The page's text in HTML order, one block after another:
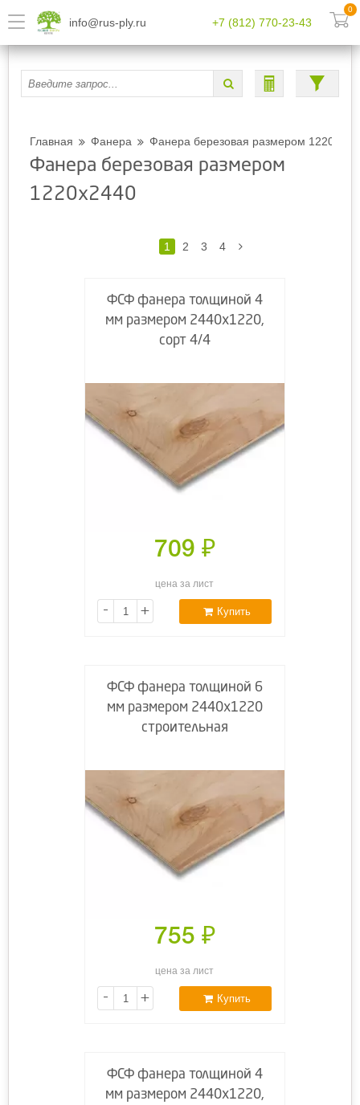
info@rus-ply.ru +7 (812) 770-23-43
0
Главная Фанера Фанера березовая размером
Фанера березовая размером
1220х2440
1 2 3 4
ФСФ фанера толщиной 4
мм размером 2440х1220,
сорт 4/4
709 ₽
цена за лист
- + Купить
ФСФ фанера толщиной 6
мм размером 2440х1220
строительная
755 ₽
цена за лист
- + Купить
ФСФ фанера толщиной 4
мм размером 2440х1220,